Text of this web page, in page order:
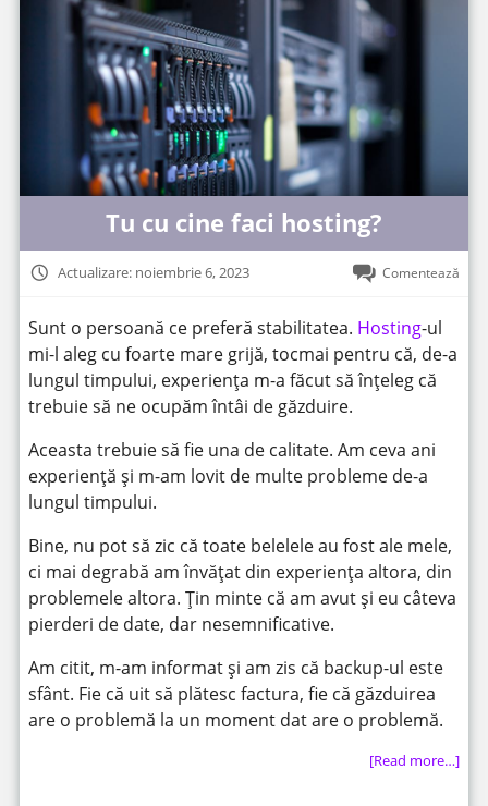
Tu cu cine faci hosting?
Actualizare: noiembrie 6, 2023 Comentează
Sunt o persoană ce preferă stabilitatea. Hosting-ul
mi-l aleg cu foarte mare grijă, tocmai pentru că, de-a
lungul timpului, experiența m-a făcut să înțeleg că
trebuie să ne ocupăm întâi de găzduire.
Aceasta trebuie să fie una de calitate. Am ceva ani
experiență și m-am lovit de multe probleme de-a
lungul timpului.
Bine, nu pot să zic că toate belelele au fost ale mele,
ci mai degrabă am învățat din experiența altora, din
problemele altora. Țin minte că am avut și eu câteva
pierderi de date, dar nesemnificative.
Am citit, m-am informat și am zis că backup-ul este
sfânt. Fie că uit să plătesc factura, fie că găzduirea
are o problemă la un moment dat are o problemă.
[Read more…]